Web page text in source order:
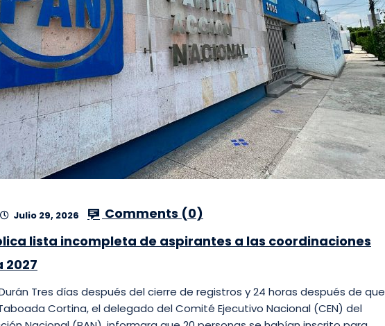
Julio 29, 2026 Comments (0)
lista incompleta de aspirantes a las coordinaciones
2027
Tres días después del cierre de registros y 24 horas después de que
Cortina, el delegado del Comité Ejecutivo Nacional (CEN) del